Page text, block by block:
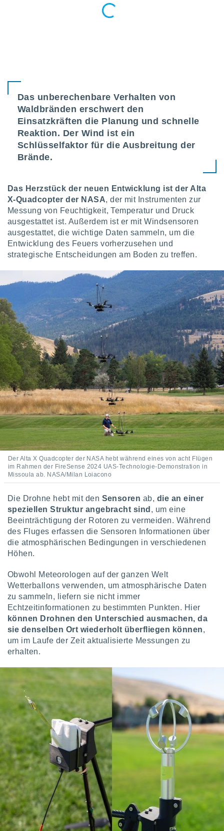
jederzeit
Sie
Rand
der
Sie
In
werden
dass wir
die für die
der
von
nicht
können
von
und
auf
Sie
und
oder
um
Adressen
und diese
Einige
eines
dem Sie
dies zu
Sie Ihre
Das unberechenbare Verhalten von
Waldbränden erschwert den
Einsatzkräften die Planung und schnelle
Reaktion. Der Wind ist ein
Schlüsselfaktor für die Ausbreitung der
Brände.
Das Herzstück der neuen Entwicklung istder Alta
X-Quadcopter der NASA, der mit Instrumenten zur
Messung von Feuchtigkeit, Temperatur und Druck
ausgestattet ist. Außerdem ist er mit Windsensoren
ausgestattet, die wichtige Daten sammeln, um die
Entwicklung des Feuers vorherzusehen und
strategische Entscheidungen am Boden zu treffen.
Der Alta X Quadcopter der NASA hebt während eines von acht Flügen
im Rahmen der FireSense 2024 UAS-Technologie-Demonstration in
Missoula ab. NASA/Milan Loiacono
Die Drohne hebt mit den Sensoren ab, die an einer
speziellen Struktur angebracht sind , um eine
Beeinträchtigung der Rotoren zu vermeiden. Während
des Fluges erfassen die Sensoren Informationen über
die atmosphärischen Bedingungen in verschiedenen
Höhen.
Obwohl Meteorologen auf der ganzen Welt
Wetterballons verwenden, um atmosphärische Daten
zu sammeln, liefern sie nicht immer
Echtzeitinformationen zu bestimmten Punkten. Hier
können Drohnen den Unterschied ausmachen, da
sie denselben Ort wiederholt überfliegen können,
um im Laufe der Zeit aktualisierte Messungen zu
erhalten.